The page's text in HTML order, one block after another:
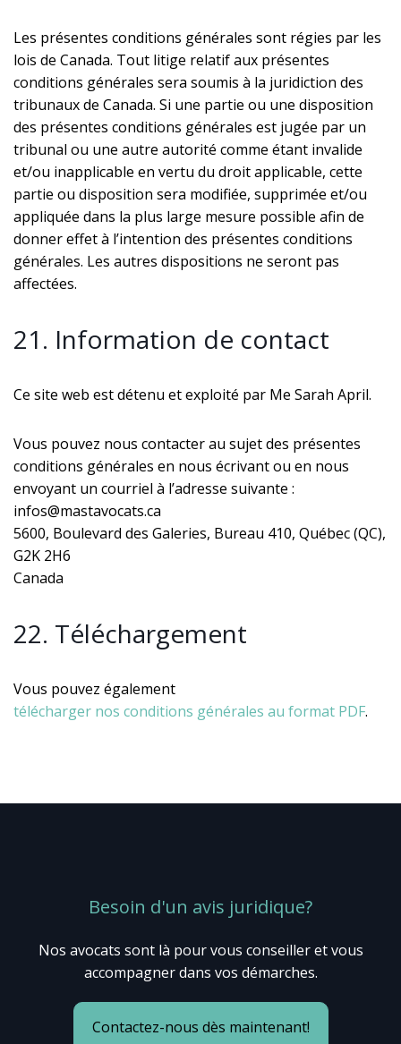
Les présentes conditions générales sont régies par les
lois de Canada. Tout litige relatif aux présentes
conditions générales sera soumis à la juridiction des
tribunaux de Canada. Si une partie ou une disposition
des présentes conditions générales est jugée par un
tribunal ou une autre autorité comme étant invalide
et/ou inapplicable en vertu du droit applicable, cette
partie ou disposition sera modifiée, supprimée et/ou
appliquée dans la plus large mesure possible afin de
donner effet à l’intention des présentes conditions
générales. Les autres dispositions ne seront pas
affectées.
21. Information de contact
Ce site web est détenu et exploité par Me Sarah April.
Vous pouvez nous contacter au sujet des présentes
conditions générales en nous écrivant ou en nous
envoyant un courriel à l’adresse suivante :
infos@mastavocats.ca
5600, Boulevard des Galeries, Bureau 410, Québec (QC),
G2K 2H6
Canada
22. Téléchargement
Vous pouvez également
télécharger nos conditions générales au format PDF.
Besoin d'un avis juridique?
Nos avocats sont là pour vous conseiller et vous
accompagner dans vos démarches.
Contactez-nous dès maintenant!